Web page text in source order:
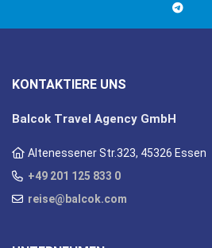
KONTAKTIERE UNS
Balcok Travel Agency GmbH
Altenessener Str.323, 45326 Essen
+49 201 125 833 0
reise@balcok.com